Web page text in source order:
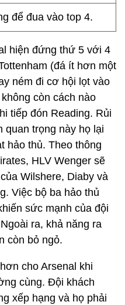
để đua vào top 4.
hiện đứng thứ 5 với 4
(đá ít hơn một
ném đi cơ hội lọt vào
còn cách nào
tiếp đón Reading. Rủi
quan trọng này họ lại
hảo thủ. Theo thông
HLV Wenger sẽ
Wilshere, Diaby và
Việc bộ ba hảo thủ
sức mạnh của đội
ra, khả năng ra
còn bỏ ngỏ.
cho Arsenal khi
cùng. Đội khách
xếp hạng và họ phải